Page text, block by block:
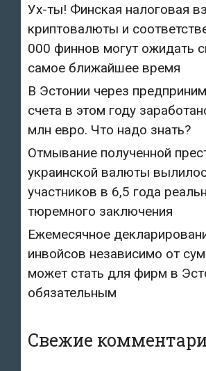
Ух-ты! Финская налоговая
криптовалюты и
000 финнов могут ожидать
самое ближайшее время
В Эстонии через
счета в этом году
млн евро. Что надо знать?
Отмывание полученной
украинской валюты
участников в 6,5 года
тюремного заключения
Ежемесячное
инвойсов независимо от
может стать для фирм в
обязательным
Свежие